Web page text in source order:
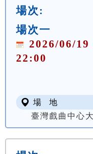
場次:
場次一
2026/06/19
22:00
場 地
臺灣戲曲中心